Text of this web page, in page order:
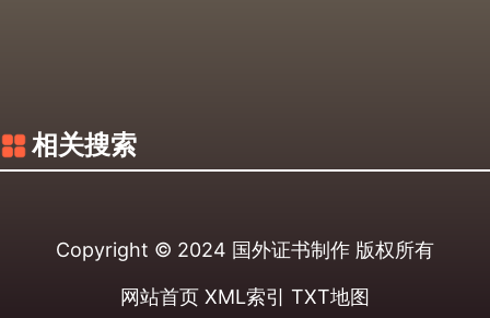
相关搜索
Copyright © 2024 国外证书制作 版权所有
网站首页 XML索引 TXT地图